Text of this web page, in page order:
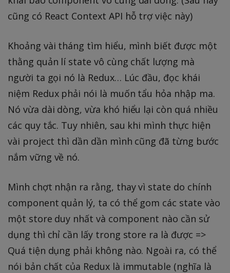
cũng có React Context API hỗ trợ việc này)
Khoảng vài tháng tìm hiểu, mình biết được một
thằng quản lí state vô cùng chất lượng mà
người ta gọi nó là Redux… Lúc đầu, đọc khái
niệm Redux phải nói là muốn tẩu hỏa nhập ma.
Nó vừa dài dòng, vừa khó hiểu lại còn quá nhiều
các quy tắc. Tuy nhiên, sau khi mình thực hiện
vài project thì dần dần mình cũng đã từng bước
nắm vững về nó.
Mình chợt nhận ra rằng, thay vì state do chính
component quản lý, ta có thể gom các state vào
một store duy nhất và component nào cần sử
dụng thì chỉ cần lấy trong store ra là được =>
Quá tiện dụng phải không nào. Ngoài ra, có thể
nói bản chất của Redux là immutable (nghĩa là